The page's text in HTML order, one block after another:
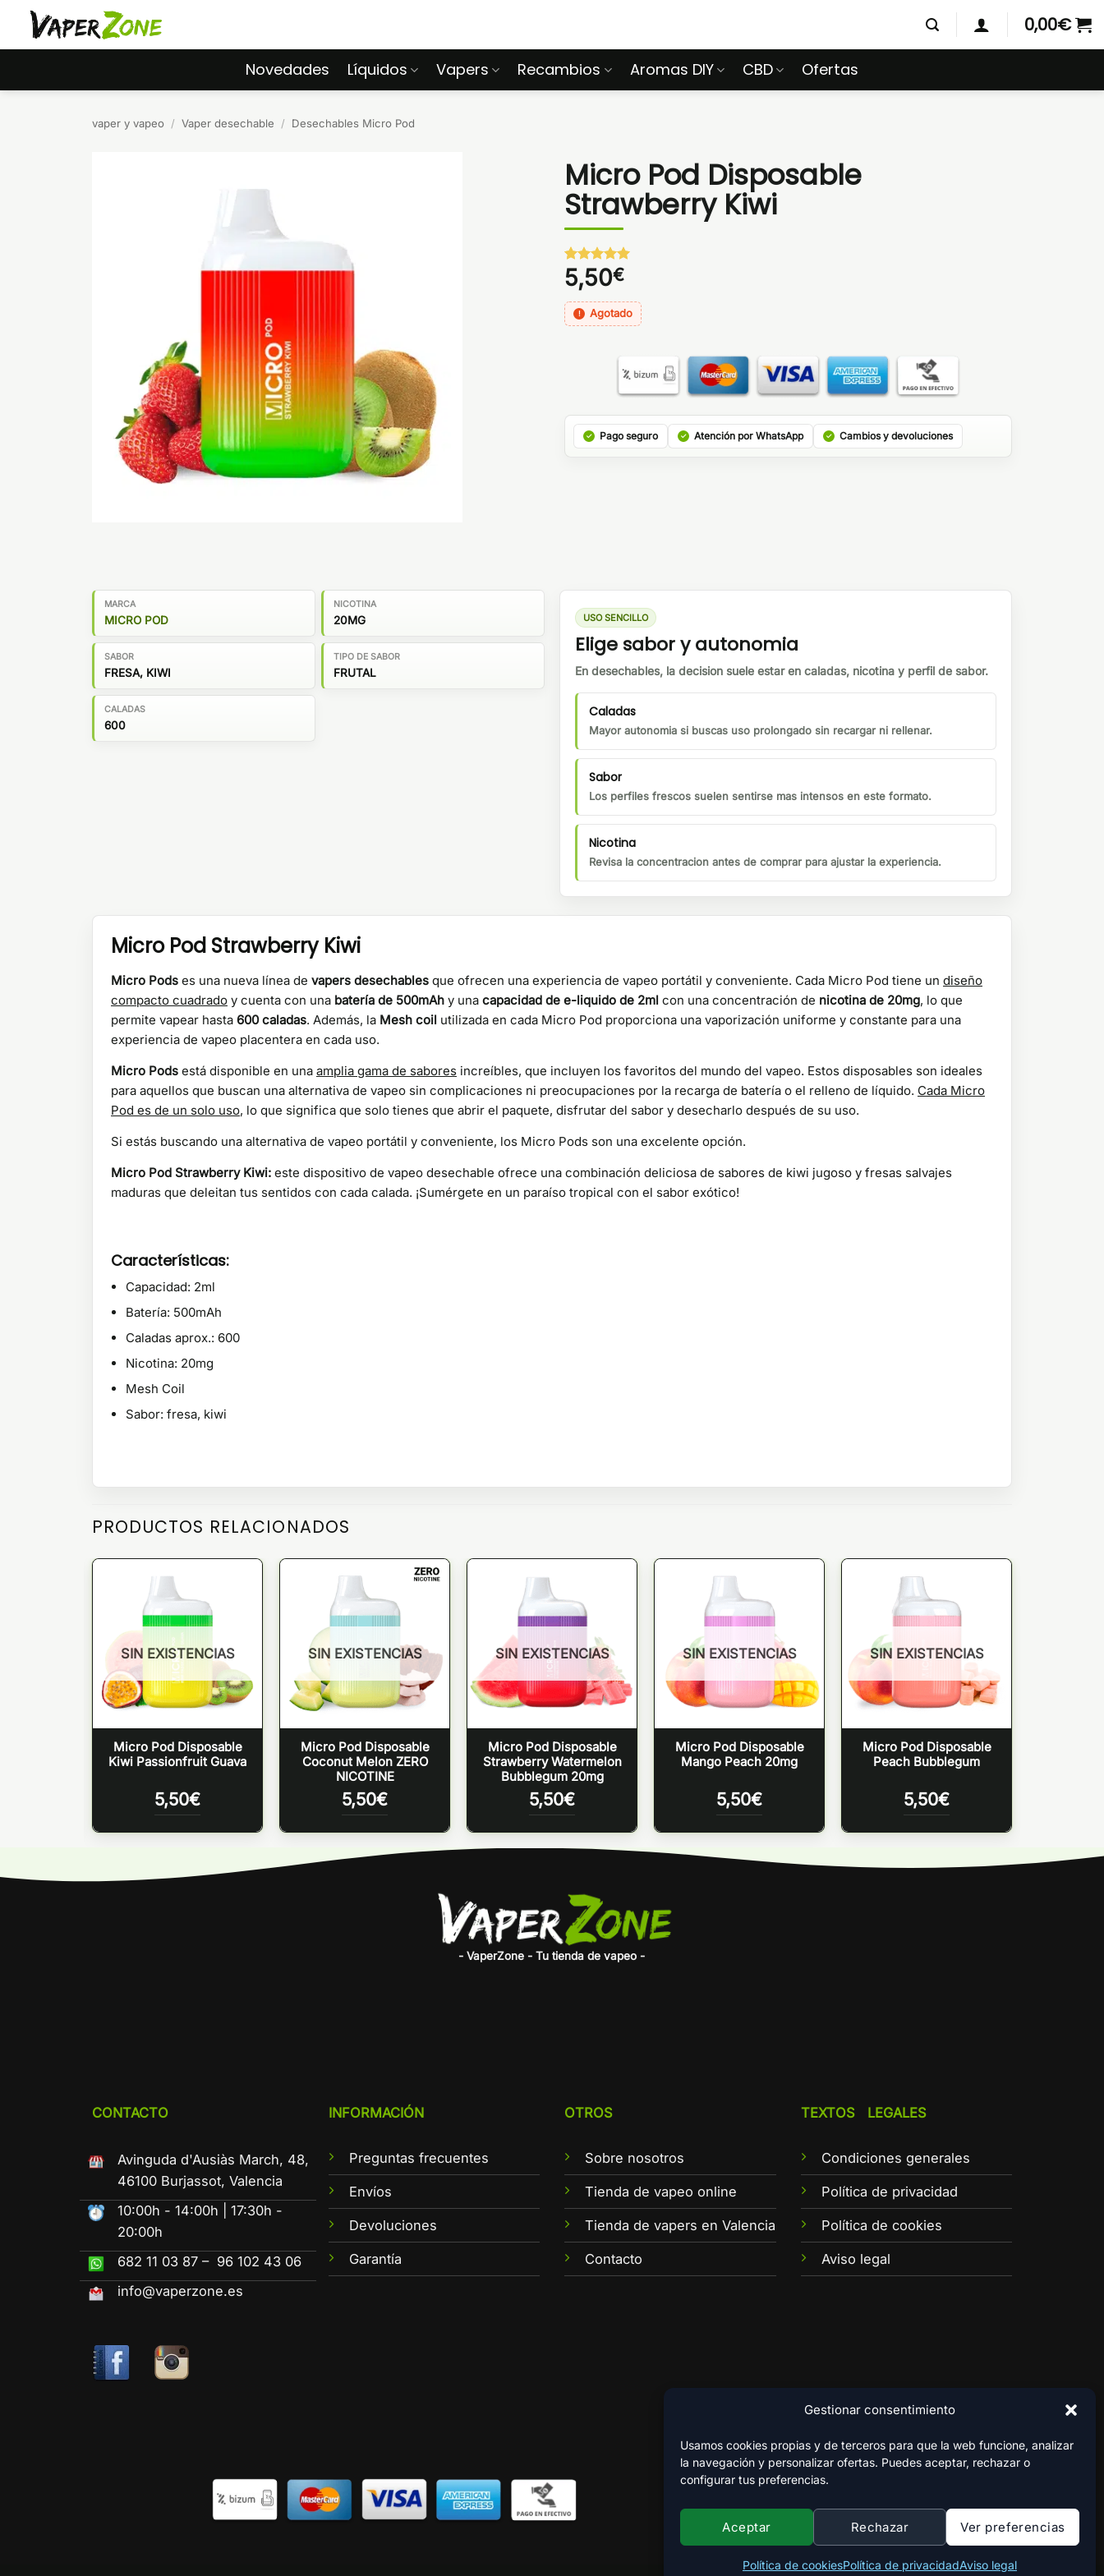
Gestionar consentimiento
Usamos cookies propias y de terceros para que la web funcione, analizar
la navegación y personalizar ofertas. Puedes aceptar, rechazar o
configurar tus preferencias.
Aceptar Rechazar Ver preferencias
Política de cookiesPolítica de privacidadAviso legal
Saltar
contenido
0,00€
Novedades Líquidos Vapers Recambios Aromas DIY CBD Ofertas
vaper y vapeo / Vaper desechable / Desechables Micro Pod
Micro Pod Disposable
Strawberry Kiwi
Valorado
con5de 5
en base a
1
valoración
de un
5,50€
Agotado
Pago seguro Atención por WhatsApp Cambios y devoluciones
MARCA
MICRO POD
NICOTINA
20MG
SABOR
FRESA, KIWI
TIPO DE SABOR
FRUTAL
CALADAS
600
USO SENCILLO
Elige sabor y autonomia
En desechables, la decision suele estar en caladas, nicotina y perfil de sabor.
Caladas
Mayor autonomia si buscas uso prolongado sin recargar ni rellenar.
Sabor
Los perfiles frescos suelen sentirse mas intensos en este formato.
Nicotina
Revisa la concentracion antes de comprar para ajustar la experiencia.
Micro Pod Strawberry Kiwi
Micro Pods es una nueva línea de vapers desechables que ofrecen una experiencia de vapeo portátil y conveniente. Cada Micro Pod tiene un diseño
compacto cuadrado y cuenta con una batería de 500mAh y una capacidad de e-liquido de 2ml con una concentración de nicotina de 20mg, lo que
permite vapear hasta 600 caladas. Además, la Mesh coil utilizada en cada Micro Pod proporciona una vaporización uniforme y constante para una
experiencia de vapeo placentera en cada uso.
Micro Pods está disponible en una amplia gama de sabores increíbles, que incluyen los favoritos del mundo del vapeo. Estos disposables son ideales
para aquellos que buscan una alternativa de vapeo sin complicaciones ni preocupaciones por la recarga de batería o el relleno de líquido. Cada Micro
Pod es de un solo uso, lo que significa que solo tienes que abrir el paquete, disfrutar del sabor y desecharlo después de su uso.
Si estás buscando una alternativa de vapeo portátil y conveniente, los Micro Pods son una excelente opción.
Micro Pod Strawberry Kiwi: este dispositivo de vapeo desechable ofrece una combinación deliciosa de sabores de kiwi jugoso y fresas salvajes
maduras que deleitan tus sentidos con cada calada. ¡Sumérgete en un paraíso tropical con el sabor exótico!
Características:
Capacidad: 2ml
Batería: 500mAh
Caladas aprox.: 600
Nicotina: 20mg
Mesh Coil
Sabor: fresa, kiwi
PRODUCTOS RELACIONADOS
SIN EXISTENCIAS
Micro Pod Disposable
Kiwi Passionfruit Guava
5,50€
SIN EXISTENCIAS
Micro Pod Disposable
Coconut Melon ZERO
NICOTINE
5,50€
SIN EXISTENCIAS
Micro Pod Disposable
Strawberry Watermelon
Bubblegum 20mg
5,50€
SIN EXISTENCIAS
Micro Pod Disposable
Mango Peach 20mg
5,50€
SIN EXISTENCIAS
Micro Pod Disposable
Peach Bubblegum
5,50€
- VaperZone - Tu tienda de vapeo -
CONTACTO
Avinguda d'Ausiàs March, 48,
46100 Burjassot, Valencia
10:00h - 14:00h | 17:30h -
20:00h
682 11 03 87 – 96 102 43 06
info@vaperzone.es
INFORMACIÓN
Preguntas frecuentes
Envíos
Devoluciones
Garantía
OTROS
Sobre nosotros
Tienda de vapeo online
Tienda de vapers en Valencia
Contacto
TEXTOS LEGALES
Condiciones generales
Política de privacidad
Política de cookies
Aviso legal